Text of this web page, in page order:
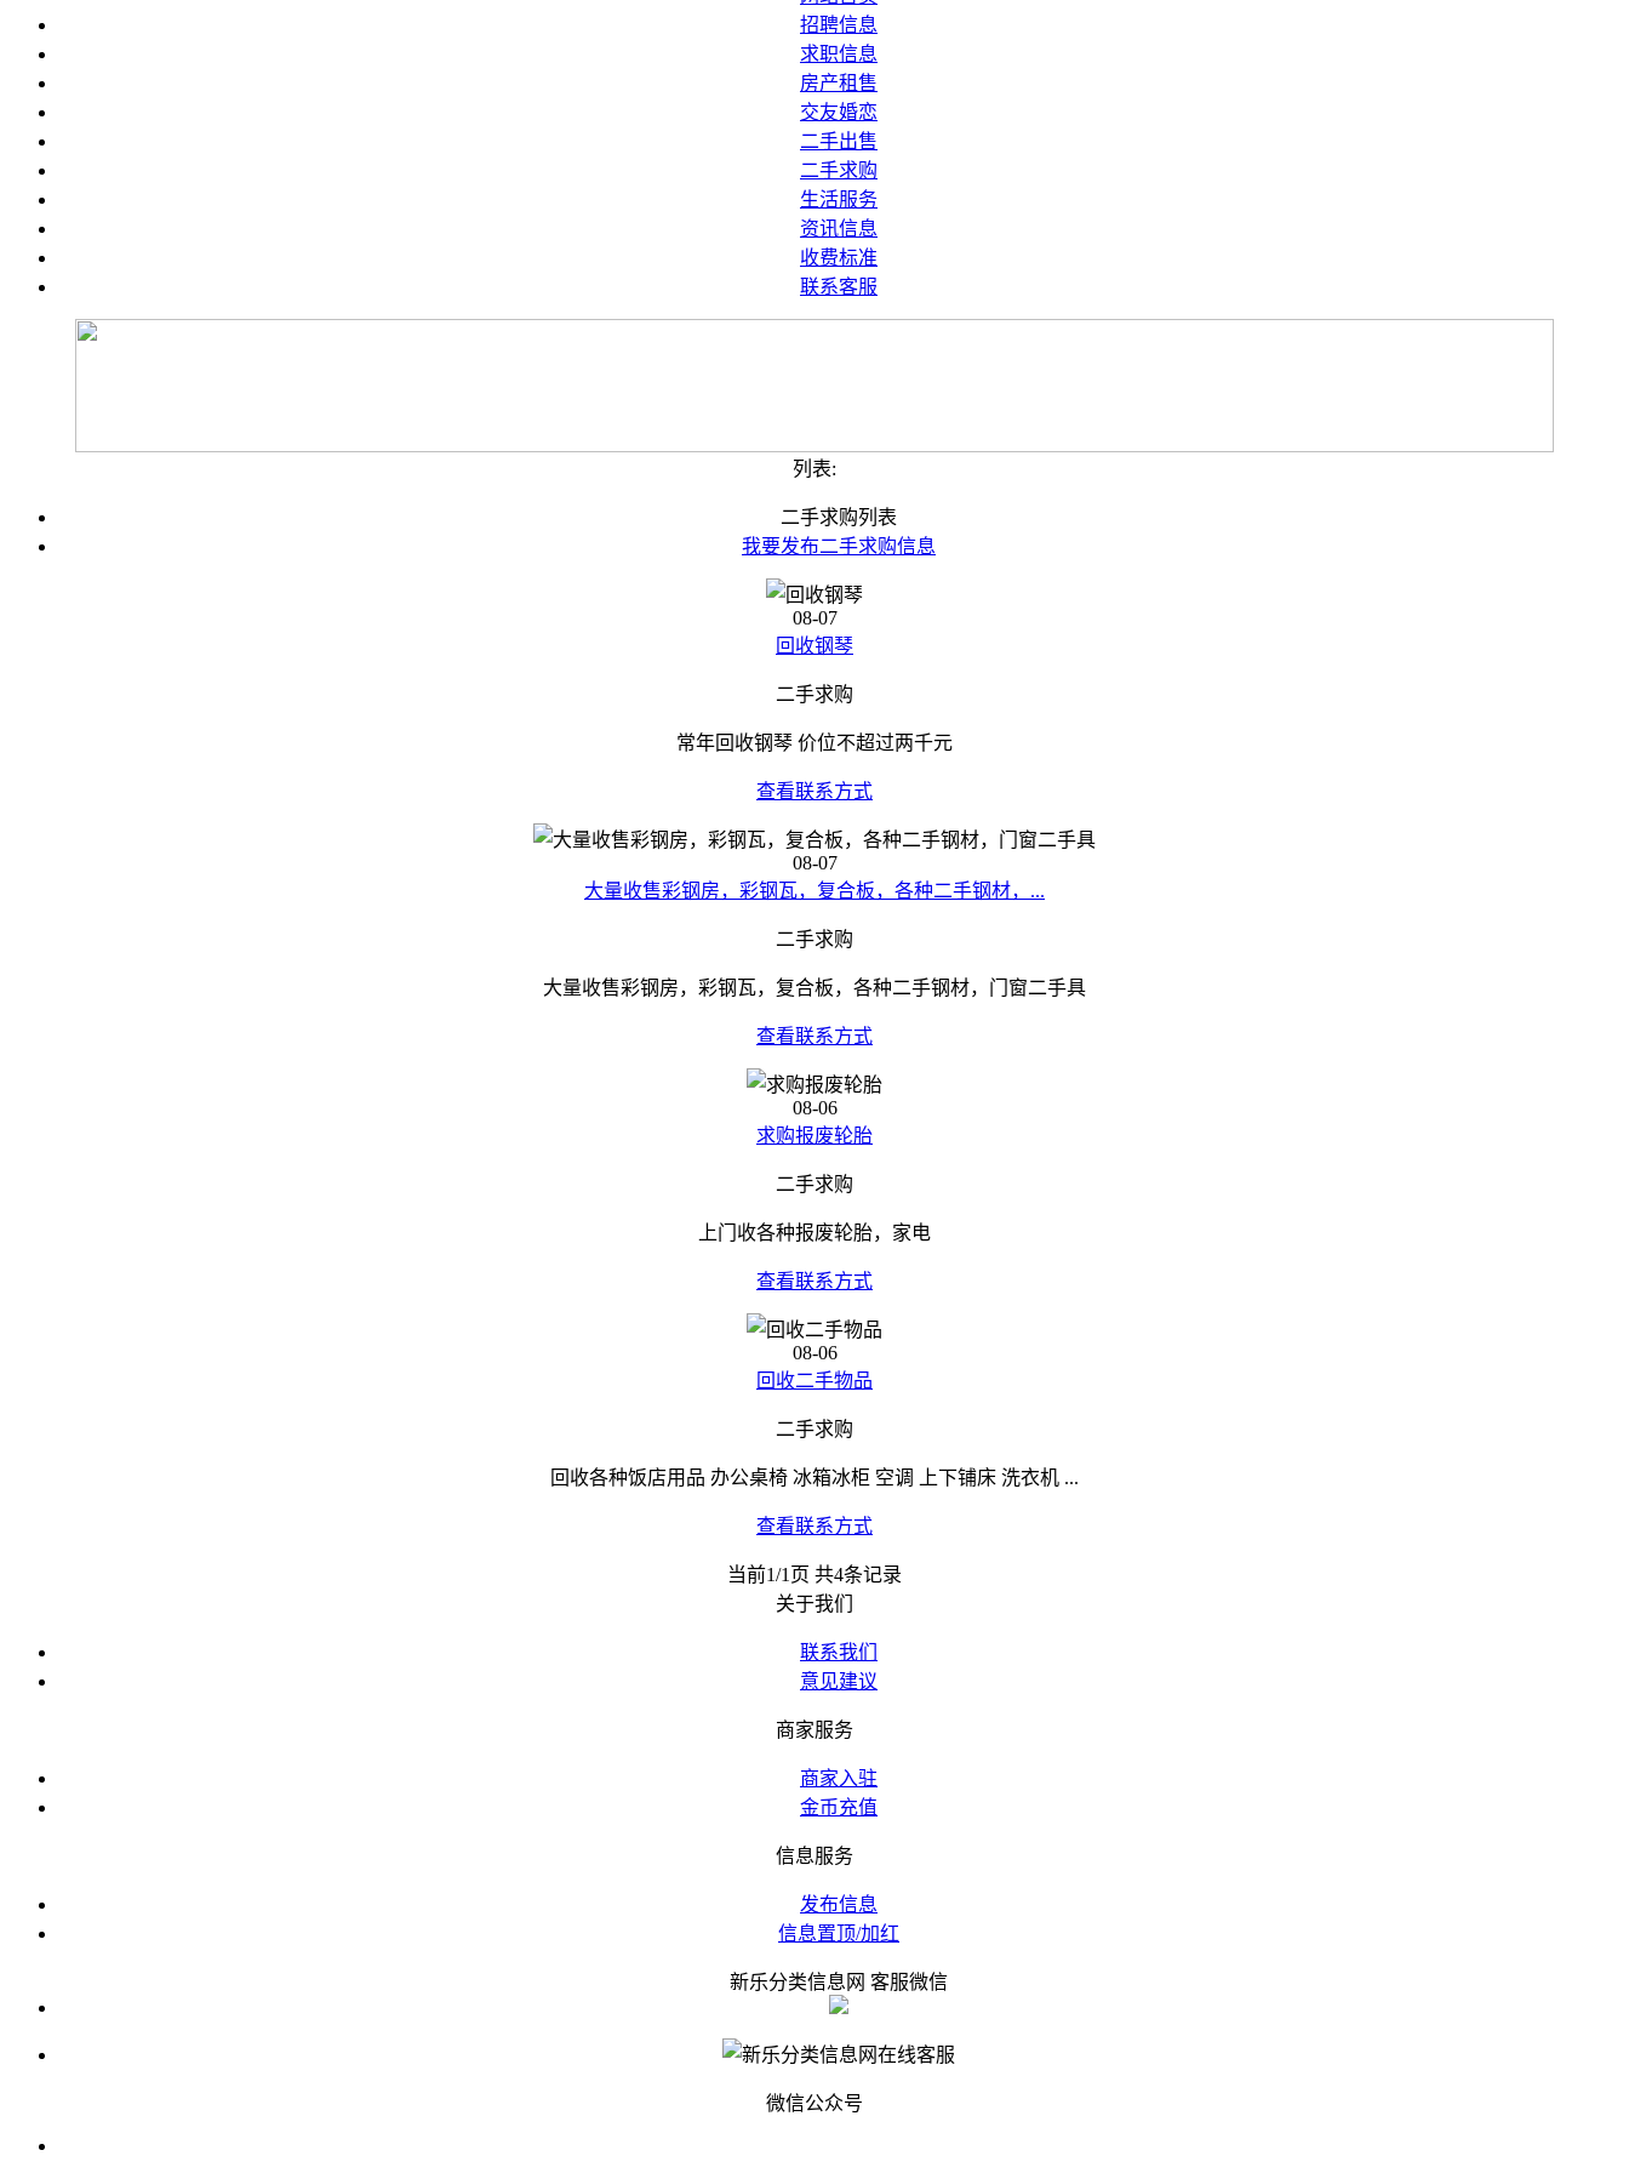
招聘信息
求职信息
房产租售
交友婚恋
二手出售
二手求购
生活服务
资讯信息
收费标准
联系客服
列表:
二手求购列表
我要发布二手求购信息
08-07
回收钢琴
二手求购
常年回收钢琴 价位不超过两千元
查看联系方式
08-07
大量收售彩钢房，彩钢瓦，复合板，各种二手钢材，...
二手求购
大量收售彩钢房，彩钢瓦，复合板，各种二手钢材，门窗二手具
查看联系方式
08-06
求购报废轮胎
二手求购
上门收各种报废轮胎，家电
查看联系方式
08-06
回收二手物品
二手求购
回收各种饭店用品 办公桌椅 冰箱冰柜 空调 上下铺床 洗衣机 ...
查看联系方式
当前1/1页 共4条记录
关于我们
联系我们
意见建议
商家服务
商家入驻
金币充值
信息服务
发布信息
信息置顶/加红
新乐分类信息网 客服微信
微信公众号